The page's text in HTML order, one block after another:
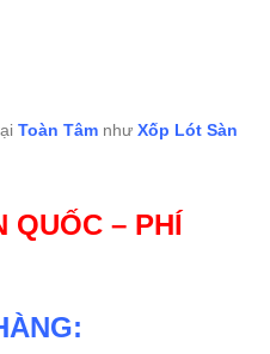
Toàn Tâm như Xốp Lót Sàn
QUỐC – PHÍ